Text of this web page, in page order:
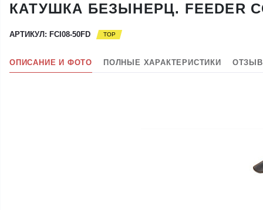
КАТУШКА БЕЗЫНЕРЦ. FEEDER
АРТИКУЛ: FCI08-50FD
ОПИСАНИЕ И ФОТО ПОЛНЫЕ ХАРАКТЕРИСТИКИ